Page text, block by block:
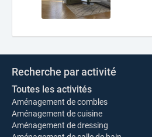
Recherche par activité
Toutes les activités
Aménagement de combles
Aménagement de cuisine
Aménagement de dressing